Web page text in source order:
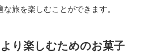
旅を楽しむことができます。
り楽しむためのお菓子